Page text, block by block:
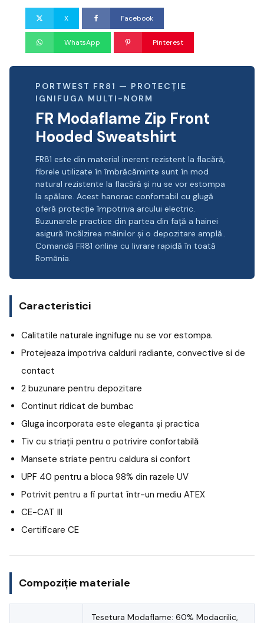
X Facebook
WhatsApp Pinterest
PORTWEST FR81 — PROTECȚIE
IGNIFUGA MULTI-NORM
FR Modaflame Zip Front
Hooded Sweatshirt
FR81 este din material inerent rezistent la flacără,
fibrele utilizate în îmbrăcăminte sunt în mod
natural rezistente la flacără și nu se vor estompa
la spălare. Acest hanorac confortabil cu glugă
oferă protecție împotriva arcului electric.
Buzunarele practice din partea din față a hainei
asigură încălzirea mâinilor și o depozitare amplă..
Comandă FR81 online cu livrare rapidă în toată
România.
Caracteristici
Calitatile naturale ingnifuge nu se vor estompa.
Protejeaza impotriva caldurii radiante, convective si de
contact
2 buzunare pentru depozitare
Continut ridicat de bumbac
Gluga incorporata este eleganta și practica
Tiv cu striații pentru o potrivire confortabilă
Mansete striate pentru caldura si confort
UPF 40 pentru a bloca 98% din razele UV
Potrivit pentru a fi purtat într-un mediu ATEX
CE-CAT III
Certificare CE
Compoziție materiale
Tesetura Modaflame: 60% Modacrilic,